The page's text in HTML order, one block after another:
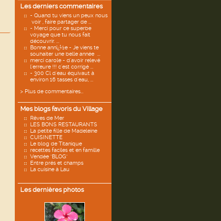
Les derniers commentaires
- Quand tu viens un peux nous
voir , faire partager de ...
- Merci pour ce superbe
voyage que tu nous fait
découvrir. ...
Bonne annï¿½e - Je viens te
souhaiter une belle année ...
merci carole - d'avoir relevé
l'erreure !!! c'est corrigé ...
- 300 Cl d'eau équivaut à
environ 16 tasses d'eau, ...
> Plus de commentaires...
Mes blogs favoris du Village
Rêves de Mer
LES BONS RESTAURANTS
La petite fille de Madeleine
CUISINETTE
Le blog de Titanique
recettes faciles et en famille
Vendée "BLOG"
Entre prés et champs
La cuisine à Lau
Les dernières photos